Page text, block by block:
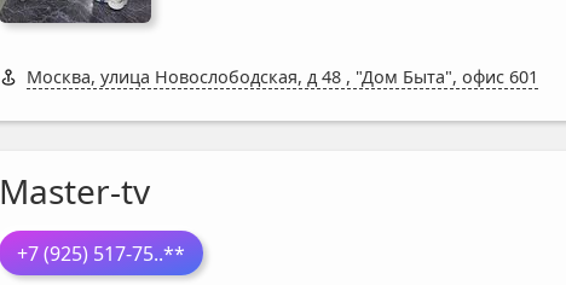
Москва, улица Новослободская, д 48 , "Дом Быта", офис 601
Master-tv
+7 (925) 517-75..**